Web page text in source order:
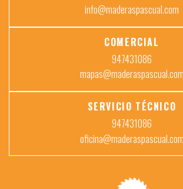
info@maderaspascual.com
COMERCIAL
947431086
mapas@maderaspascual.com
SERVICIO TÉCNICO
947431086
oficina@maderaspascual.com